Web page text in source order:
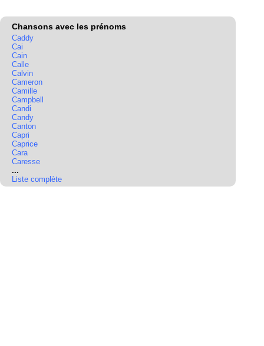
Chansons avec les prénoms
Caddy
Cai
Cain
Calle
Calvin
Cameron
Camille
Campbell
Candi
Candy
Canton
Capri
Caprice
Cara
Caresse
...
Liste complète